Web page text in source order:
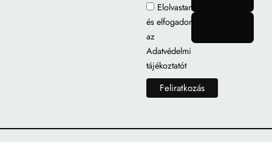
Elolvastam
és elfogadom
az
Adatvédelmi
tájékoztatót